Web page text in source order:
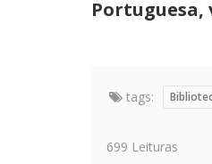
Portuguesa,
tags:
699 Leituras